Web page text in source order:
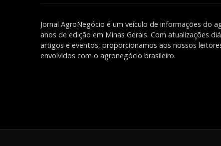
Jornal AgroNegócio é um veículo de informações do
anos de edição em Minas Gerais. Com atualizações
artigos e eventos, proporcionamos aos nossos
envolvidos com o agronegócio brasileiro.